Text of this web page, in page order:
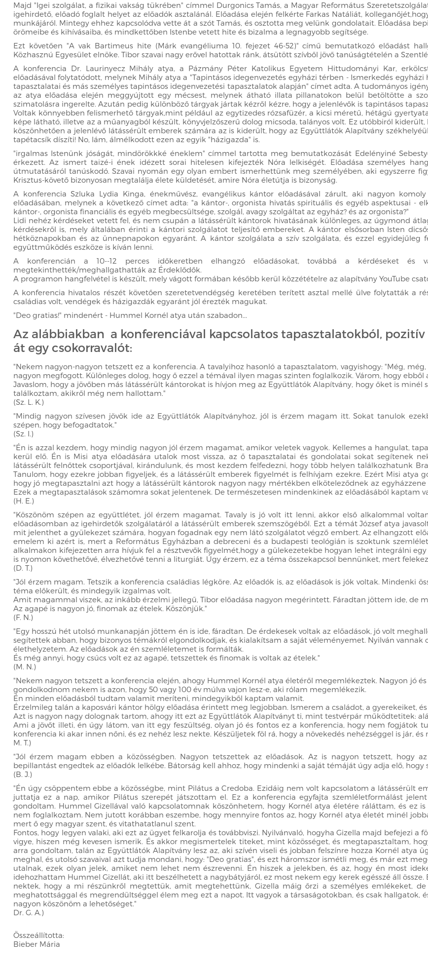
Majd "Igei szolgálat, a fizikai vakság tükrében" címmel Durgonics Tamás, a Magyar Református
igehirdető, előadó foglalt helyet az előadók asztalánál. Előadása elején felkérte Farkas Natáliát,
munkájáról. Mintegy ehhez kapcsolódva vette át a szót Tamás, és osztotta meg velünk gondolatait. Előadása
örömeibe és kihívásaiba, és mindkettőben Istenbe vetett hite és bizalma a legnagyobb segítsége.
Ezt követően "A vak Bartimeus hite (Márk evangéliuma 10. fejezet 46-52)" című bemutatkozó előadást
Közhasznú Egyesület elnöke. Tibor szavai nagy erővel hatottak ránk, átsütött szívből jövő tanúságtételén a
A konferencia Dr. Laurinyecz Mihály atya, a Pázmány Péter Katolikus Egyetem Hittudományi Kar,
előadásával folytatódott, melynek Mihály atya a "Tapintásos idegenvezetés egyházi térben - Ismerkedés
tapasztalatai és más személyes tapintásos idegenvezetési tapasztalatok alapján" címet adta. A tudományos
az atya előadása elején meggyújtott egy mécsest, melynek átható illata pillanatokon belül betöltötte a
szimatolásra ingerelte. Azután pedig különböző tárgyak jártak kézről kézre, hogy a jelenlévők is tapintásos
Voltak könnyebben felismerhető tárgyak,mint például az egytizedes rózsafüzér, a kicsi méretű, hétágú
képe látható, illetve az a műanyagból készült, könyvjelzőszerű dolog micsoda, talányos volt. Ez utóbbiról
köszönhetően a jelenlévő látássérült emberek számára az is kiderült, hogy az Együttlátók Alapítvány
tapétacsík díszíti! No, lám, álmélkodott ezen az egyik "házigazda" is.
"irgalmas Istenünk jóságát, mindörökkké éneklem" címmel tartotta meg bemutatkozását Edelényiné
érkezett. Az ismert taizé-i ének idézett sorai hitelesen kifejezték Nóra lelkiségét. Előadása személyes
útmutatásáról tanúskodó. Szavai nyomán egy olyan embert ismerhettünk meg személyében, aki egyszerre
Krisztus-követő bizonyosan megtalálja élete küldetését, amire Nóra életútja is bizonyság.
A konferencia Szluka Lydia Kinga, énekművész, evangélikus kántor előadásával zárult, aki nagyon
előadásában, melynek a következő címet adta: "a kántor-, orgonista hivatás spirituális és egyéb aspektusai -
kántor-, orgonista financiális és egyéb megbecsültsége, szolgál, avagy szolgáltat az egyház? és az orgonista?"
Lidi nehéz kérdéseket vetett fel, és nem csupán a látássérült kántorok hivatásának különleges, az úgymond
kérdésekről is, mely általában érinti a kántori szolgálatot teljesítő embereket. A kántor elsősorban Isten
hétköznapokban és az ünnepnapokon egyaránt. A kántor szolgálata a szív szolgálata, és ezzel
együttműködés eszköze is kíván lenni.
A konferencián a 10--12 perces időkeretben elhangzó előadásokat, továbbá a kérdéseket és
megtekinthették/meghallgathatták az Érdeklődők.
A programon hangfelvétel is készült, mely vágott formában később kerül közzétételre az alapítvány YouTube
A konferencia hivatalos részét követően szeretetvendégség keretében terített asztal mellé ülve folytatták a
családias volt, vendégek és házigazdák egyaránt jól érezték magukat.
"Deo gratias!" mindenért - Hummel Kornél atya után szabadon...
Az alábbiakban a konferenciával kapcsolatos tapasztalatokból,
át egy csokorravalót:
"Nekem nagyon-nagyon tetszett ez a konferencia. A tavalyihoz hasonló a tapasztalatom, vagyishogy: "Még,
nagyon megfogott. Különleges dolog, hogy ő ezzel a témával ilyen magas szinten foglalkozik. Várom, hogy
Javaslom, hogy a jövőben más látássérült kántorokat is hívjon meg az Együttlátók Alapítvány, hogy őket is
találkoztam, akikről még nem hallottam."
(Sz. L. K.)
"Mindig nagyon szívesen jövök ide az Együttlátók Alapítványhoz, jól is érzem magam itt. Sokat tanulok
szépen, hogy befogadtatok."
(Sz. I.)
"Én is azzal kezdem, hogy mindig nagyon jól érzem magamat, amikor veletek vagyok. Kellemes a hangulat,
kerül elő. Én is Misi atya előadására utalok most vissza, az ő tapasztalatai és gondolatai sokat segítenek
látássérült felnőttek csoportjával, kirándulunk, és most kezdem felfedezni, hogy több helyen találkozhatunk
Tanulom, hogy ezekre jobban figyeljek, és a látássérült emberek figyelmét is felhívjam ezekre. Ezért Misi
hogy jó megtapasztalni azt hogy a látássérült kántorok nagyon nagy mértékben elköteleződnek az
Ezek a megtapasztalások számomra sokat jelentenek. De természetesen mindenkinek az előadásából kaptam
(H. E.)
"Köszönöm szépen az együttlétet, jól érzem magamat. Tavaly is jó volt itt lenni, akkor első alkalommal
előadásomban az igehirdetők szolgálatáról a látássérült emberek szemszögéből. Ezt a témát József atya
mit jelenthet a gyülekezet számára, hogyan fogadnak egy nem látó szolgálatot végző embert. Az elhangzott
emelem ki azért is, mert a Református Egyházban a debreceni és a budapesti teológián is szoktunk
alkalmakon kifejezetten arra hívjuk fel a résztvevők figyelmét,hogy a gülekezetekbe hogyan lehet integrálni
is nyomon követhetővé, élvezhetővé tenni a liturgiát. Úgy érzem, ez a téma összekapcsol bennünket, mert
(D. T.)
"Jól érzem magam. Tetszik a konferencia családias légköre. Az előadók is, az előadások is jók voltak. Mindenki
téma előkerült, és mindegyik izgalmas volt.
Amit magammal viszek, az inkább érzelmi jellegű, Tibor előadása nagyon megérintett. Fáradtan jöttem ide, de
Az agapé is nagyon jó, finomak az ételek. Köszönjük."
(F. N.)
"Egy hosszú hét utolsó munkanapján jöttem én is ide, fáradtan. De érdekesek voltak az előadások, jó volt
segítettek abban, hogy bizonyos témákról elgondolkodjak, és kialakítsam a saját véleményemet. Nyilván
élethelyzetem. Az előadások az én szemléletemet is formálták.
És még annyi, hogy csúcs volt ez az agapé, tetszettek és finomak is voltak az ételek."
(M. N.)
"Nekem nagyon tetszett a konferencia elején, ahogy Hummel Kornél atya életéről megemlékeztek. Nagyon jó
gondolkodnom nekem is azon, hogy 50 vagy 100 év múlva vajon lesz-e, aki rólam megemlékezik.
Én minden előadásból tudtam valamit meríteni, mindegyikből kaptam valamit.
Érzelmileg talán a kaposvári kántor hölgy előadása érintett meg legjobban. Ismerem a családot, a gyerekeiket,
Azt is nagyon nagy dolognak tartom, ahogy itt ezt az Együttlátók Alapítványt ti, mint testvérpár működtetitek:
Ami a jövőt illeti, én úgy látom, van itt egy feszültség, olyan jó és fontos ez a konferencia, hogy nem fogjátok
konferencia ki akar innen nőni, és ez nehéz lesz nekte. Készüljetek föl rá, hogy a növekedés nehézséggel is jár,
M. T.)
"Jól érzem magam ebben a közösségben. Nagyon tetszettek az előadások. Az is nagyon tetszett, hogy
bepillantást engedtek az előadók lelkébe. Bátorság kell ahhoz, hogy mindenki a saját témáját úgy adja elő,
(B. J.)
"Én úgy csöppentem ebbe a közösségbe, mint Pilátus a Credoba. Ezidáig nem volt kapcsolatom a látássérült
juttatja ez a nap, amikor Pilátus szerepét játszottam el. Ez a konferencia egyfajta szemléletformálást
gondoltam. Hummel Gizellával való kapcsolatomnak köszönhetem, hogy Kornél atya életére ráláttam, és ez
nem foglalkoztam. Nem jutott korábban eszembe, hogy mennyire fontos az, hogy Kornél atya életét minél
mert ő egy magyar szent, és vitathatatlanul szent.
Fontos, hogy legyen valaki, aki ezt az ügyet felkarolja és továbbviszi. Nyilvánvaló, hogyha Gizella majd befejezi
vigye, hiszen még kevesen ismerik. És akkor megismertelek titeket, mint közösséget, és megtapasztaltam,
arra gondoltam, talán az Együttlátók Alapítvány lesz az, aki szívén viseli és jobban felszínre hozza Kornél atya
meghal, és utolsó szavaival azt tudja mondani, hogy: "Deo gratias", és ezt háromszor ismétli meg, és már ezt
utalnak, ezek olyan jelek, amiket nem lehet nem észrevenni. Én hiszek a jelekben, és az, hogy én most
idehozhattam Hummel Gizellát, aki itt beszélhetett a nagybátyjáról, ez most nekem egy kerek egésszé áll
nektek, hogy a mi részünkről megtettük, amit megtehettünk, Gizella máig őrzi a személyes emlékeket,
meghatottsággal és megrendültséggel élem meg ezt a napot. Itt vagyok a társaságotokban, és csak hallgatok,
nagyon köszönöm a lehetőséget."
Dr. G. A.)
Összeállította:
Bieber Mária